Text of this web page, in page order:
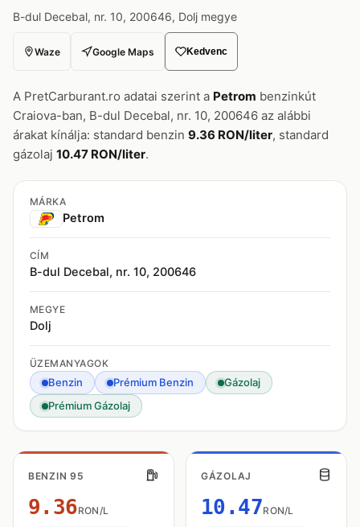
B-dul Decebal, nr. 10, 200646, Dolj megye
Waze Google Maps Kedvenc
A PretCarburant.ro adatai szerint a Petrom benzinkút
Craiova-ban, B-dul Decebal, nr. 10, 200646 az alábbi
árakat kínálja: standard benzin 9.36 RON/liter, standard
gázolaj 10.47 RON/liter.
MÁRKA
Petrom
CÍM
B-dul Decebal, nr. 10, 200646
MEGYE
Dolj
ÜZEMANYAGOK
Benzin Prémium Benzin
Gázolaj
Prémium Gázolaj
BENZIN 95
9.36RON/L
GÁZOLAJ
10.47RON/L